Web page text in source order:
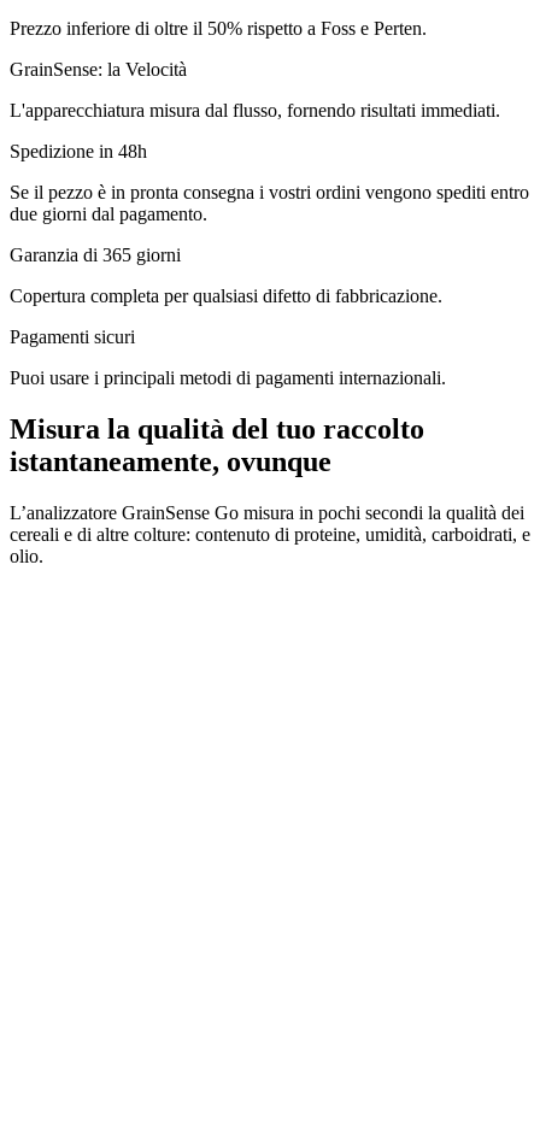
Prezzo inferiore di oltre il 50% rispetto a Foss e Perten.
GrainSense: la Velocità
L'apparecchiatura misura dal flusso, fornendo risultati immediati.
Spedizione in 48h
Se il pezzo è in pronta consegna i vostri ordini vengono spediti entro
due giorni dal pagamento.
Garanzia di 365 giorni
Copertura completa per qualsiasi difetto di fabbricazione.
Pagamenti sicuri​
Puoi usare i principali metodi di pagamenti internazionali.
Misura la qualità del tuo raccolto
istantaneamente, ovunque
L’analizzatore GrainSense Go misura in pochi secondi la qualità dei
cereali e di altre colture: contenuto di proteine, umidità, carboidrati, e
olio.